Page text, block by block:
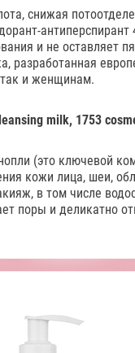
снижая
и не оставляет
разработанная
так и женщинам.
milk, 1753
(это ключевой
кожи лица, шеи,
в том числе
поры и деликатно